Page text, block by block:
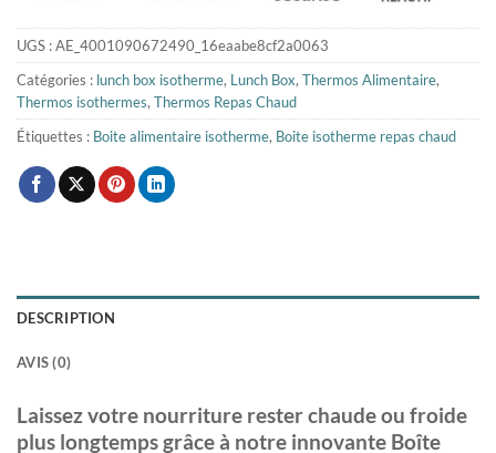
UGS :AE_4001090672490_16eaabe8cf2a0063
Catégories : lunch box isotherme, Lunch Box, Thermos Alimentaire,
Thermos isothermes, Thermos Repas Chaud
Étiquettes : Boite alimentaire isotherme, Boite isotherme repas chaud
DESCRIPTION
AVIS (0)
Laissez votre nourriture rester chaude ou froide
plus longtemps grâce à notre innovante Boîte